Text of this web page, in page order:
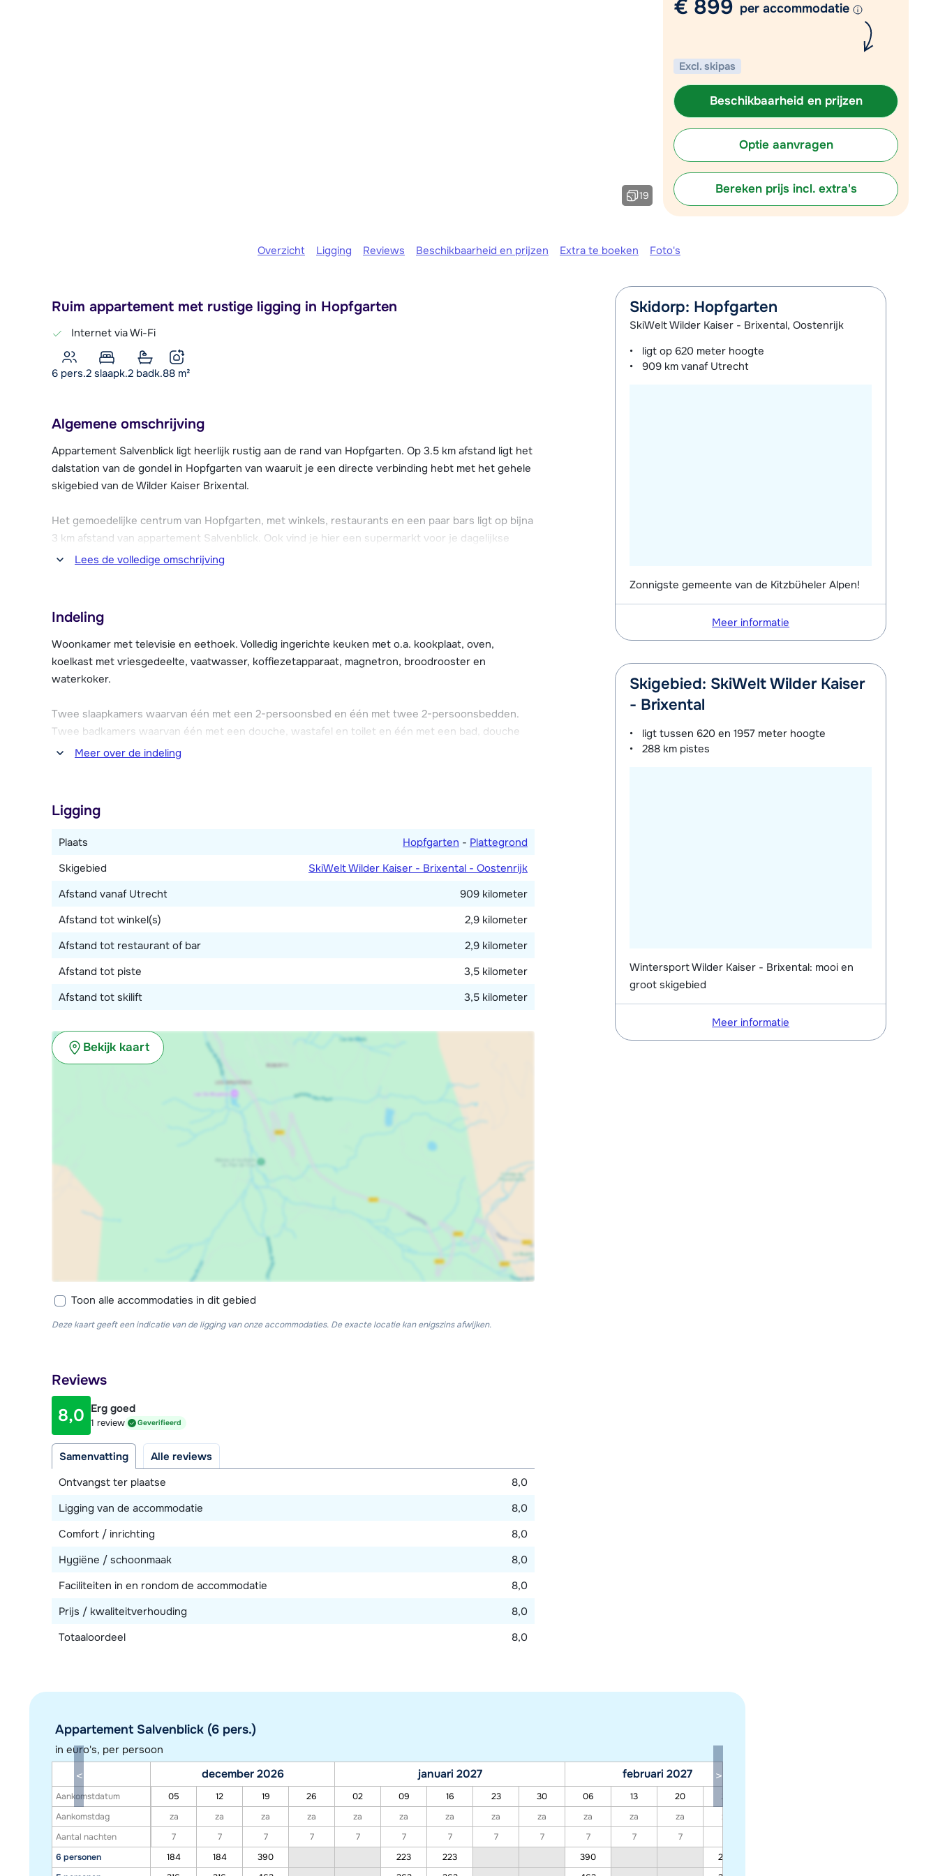
Plan een terugbelverzoek
Chat met wintersportspecialist
Bel ons via 0348 - 43 46 49
19
€ 899 per accommodatie
Excl. skipas
Beschikbaarheid en prijzen
Optie aanvragen
Bereken prijs incl. extra's
Overzicht Ligging Reviews Beschikbaarheid en prijzen Extra te boeken Foto's
Ruim appartement met rustige ligging in Hopfgarten
Internet via Wi-Fi
6 pers.2 slaapk.2 badk.88 m²
Algemene omschrijving
Appartement Salvenblick ligt heerlijk rustig aan de rand van Hopfgarten. Op 3.5 km afstand ligt het
dalstation van de gondel in Hopfgarten van waaruit je een directe verbinding hebt met het gehele
skigebied van de Wilder Kaiser Brixental.
Het gemoedelijke centrum van Hopfgarten, met winkels, restaurants en een paar bars ligt op bijna
3 km afstand van appartement Salvenblick. Ook vind je hier een supermarkt voor je dagelijkse
boodschappen.
Lees de volledige omschrijving
Indeling
Woonkamer met televisie en eethoek. Volledig ingerichte keuken met o.a. kookplaat, oven,
koelkast met vriesgedeelte, vaatwasser, koffiezetapparaat, magnetron, broodrooster en
waterkoker.
Twee slaapkamers waarvan één met een 2-persoonsbed en één met twee 2-persoonsbedden.
Twee badkamers waarvan één met een douche, wastafel en toilet en één met een bad, douche
en wastafel.
Meer over de indeling
Ligging
Plaats Hopfgarten - Plattegrond
Skigebied
SkiWelt Wilder Kaiser - Brixental - Oostenrijk
Afstand vanaf Utrecht
909 kilometer
Afstand tot winkel(s)
2,9 kilometer
Afstand tot restaurant of bar
2,9 kilometer
Afstand tot piste
3,5 kilometer
Afstand tot skilift
3,5 kilometer
Bekijk kaart
Toon alle accommodaties in dit gebied
Deze kaart geeft een indicatie van de ligging van onze accommodaties. De exacte locatie kan enigszins afwijken.
Reviews
8,0 Erg goed
1 review Geverifieerd
Samenvatting
Alle reviews
Ontvangst ter plaatse
8,0
Ligging van de accommodatie
8,0
Comfort / inrichting
8,0
Hygiëne / schoonmaak
8,0
Faciliteiten in en rondom de accommodatie
8,0
Prijs / kwaliteitverhouding
8,0
Totaaloordeel
8,0
Appartement Salvenblick (6 pers.)
in euro's, per persoon
Aankomstdatum
Aankomstdag
Aantal nachten
6 personen
december 2026 januari 2027 februari 2027
05 12 19 26 02 09 16 23 30 06 13 20 27
za
za za za za za za za za za za za za
7
7 7 7 7 7 7 7 7 7 7 7
184
184 390 223 223 390 204
Skidorp: Hopfgarten
SkiWelt Wilder Kaiser - Brixental, Oostenrijk
ligt op 620 meter hoogte
909 km vanaf Utrecht
Zonnigste gemeente van de Kitzbüheler Alpen!
Meer informatie
Skigebied: SkiWelt Wilder Kaiser
- Brixental
ligt tussen 620 en 1957 meter hoogte
288 km pistes
Wintersport Wilder Kaiser - Brixental: mooi en
groot skigebied
Meer informatie